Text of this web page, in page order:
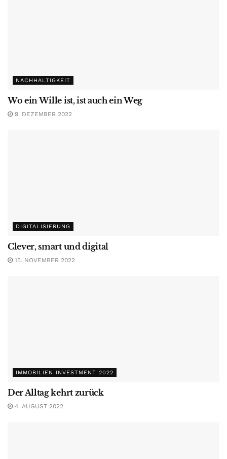
NACHHALTIGKEIT
Wo ein Wille ist, ist auch ein Weg
9. DEZEMBER 2022
DIGITALISIERUNG
Clever, smart und digital
15. NOVEMBER 2022
IMMOBILIEN INVESTMENT 2022
Der Alltag kehrt zurück
4. AUGUST 2022